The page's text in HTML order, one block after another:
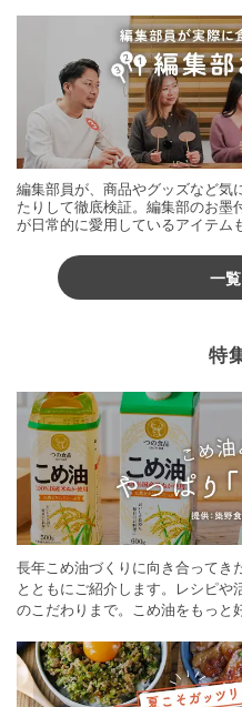
編集部員が、商品やグッズなど気
たりして徹底検証。編集部のお墨
が日常的に愛用しているアイテム
一
特
長年こめ油づくりに向き合ってき
とともにご紹介します。レシピ
のこだわりまで。こめ油をもっと